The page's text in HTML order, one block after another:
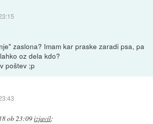
zaslona? Imam kar praske zaradi psa, pa
oz dela kdo?
poštev ;p
ob 23:09izjavil: